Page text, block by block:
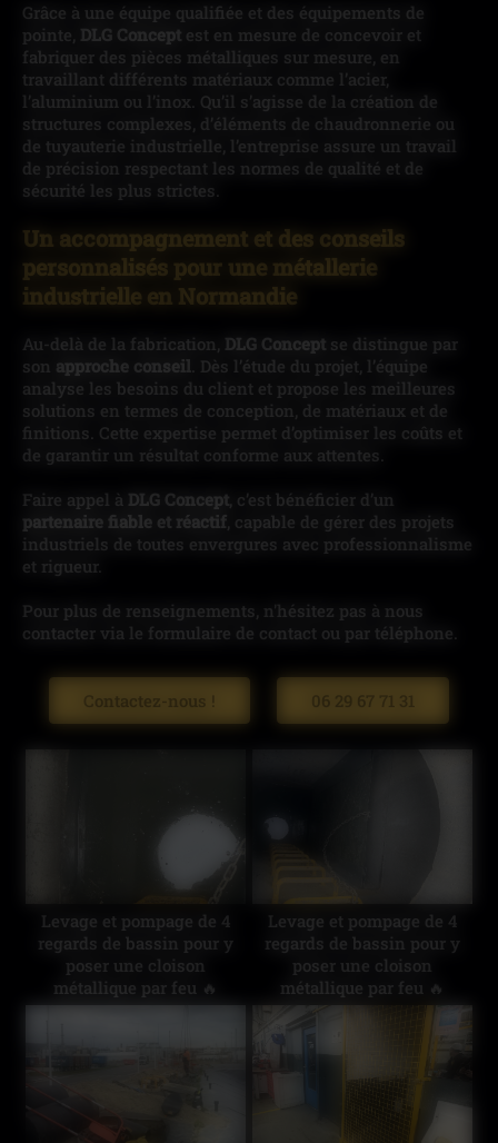
Grâce à une équipe qualifiée et des équipements de
pointe, DLG Concept est en mesure de concevoir et
fabriquer des pièces métalliques sur mesure, en
travaillant différents matériaux comme l’acier,
l’aluminium ou l’inox. Qu’il s’agisse de la création de
structures complexes, d’éléments de chaudronnerie ou
de tuyauterie industrielle, l’entreprise assure un travail
de précision respectant les normes de qualité et de
sécurité les plus strictes.
Un accompagnement et des conseils
personnalisés pour une métallerie
industrielle en Normandie
Au-delà de la fabrication, DLG Concept se distingue par
son approche conseil
. Dès l’étude du projet, l’équipe
analyse les besoins du client et propose les meilleures
solutions en termes de conception, de matériaux et de
finitions. Cette expertise permet d’optimiser les coûts et
de garantir un résultat conforme aux attentes.
Faire appel à DLG Concept, c’est bénéficier d’un
partenaire fiable et réactif , capable de gérer des projets
industriels de toutes envergures avec professionnalisme
et rigueur.
Pour plus de renseignements, n'hésitez pas à nous
contacter via le formulaire de contact ou par téléphone.
Contactez-nous ! 06 29 67 71 31
Levage et pompage de 4
regards de bassin pour y
poser une cloison
métallique par feu 🔥
#industrie
Levage et pompage de 4
regards de bassin pour y
poser une cloison
métallique par feu 🔥
#industrie